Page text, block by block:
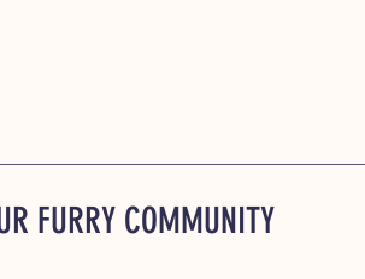
FURRY COMMUNITY